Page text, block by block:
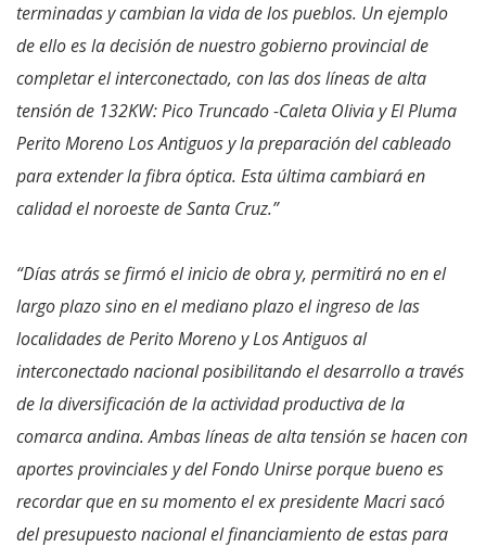
terminadas y cambian la vida de los pueblos. Un ejemplo
de ello es la decisión de nuestro gobierno provincial de
completar el interconectado, con las dos líneas de alta
tensión de 132KW: Pico Truncado -Caleta Olivia y El Pluma
Perito Moreno Los Antiguos y la preparación del cableado
para extender la fibra óptica. Esta última cambiará en
calidad el noroeste de Santa Cruz.”
“Días atrás se firmó el inicio de obra y, permitirá no en el
largo plazo sino en el mediano plazo el ingreso de las
localidades de Perito Moreno y Los Antiguos al
interconectado nacional posibilitando el desarrollo a través
de la diversificación de la actividad productiva de la
comarca andina. Ambas líneas de alta tensión se hacen con
aportes provinciales y del Fondo Unirse porque bueno es
recordar que en su momento el ex presidente Macri sacó
del presupuesto nacional el financiamiento de estas para